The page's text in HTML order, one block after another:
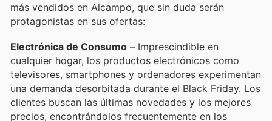
más vendidos en Alcampo, que sin duda serán
protagonistas en sus ofertas:
Electrónica de Consumo – Imprescindible en
cualquier hogar, los productos electrónicos como
televisores, smartphones y ordenadores experimentan
una demanda desorbitada durante el Black Friday. Los
clientes buscan las últimas novedades y los mejores
precios, encontrándolos frecuentemente en los